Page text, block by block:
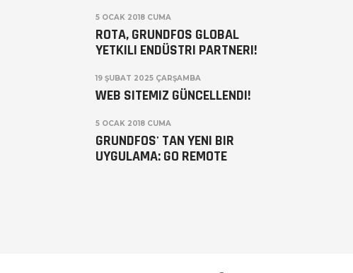
5 OCAK 2018 CUMA
ROTA, GRUNDFOS GLOBAL
YETKILI ENDÜSTRI PARTNERI!
19 ŞUBAT 2025 ÇARŞAMBA
WEB SITEMIZ GÜNCELLENDI!
5 OCAK 2018 CUMA
GRUNDFOS' TAN YENI BIR
UYGULAMA: GO REMOTE